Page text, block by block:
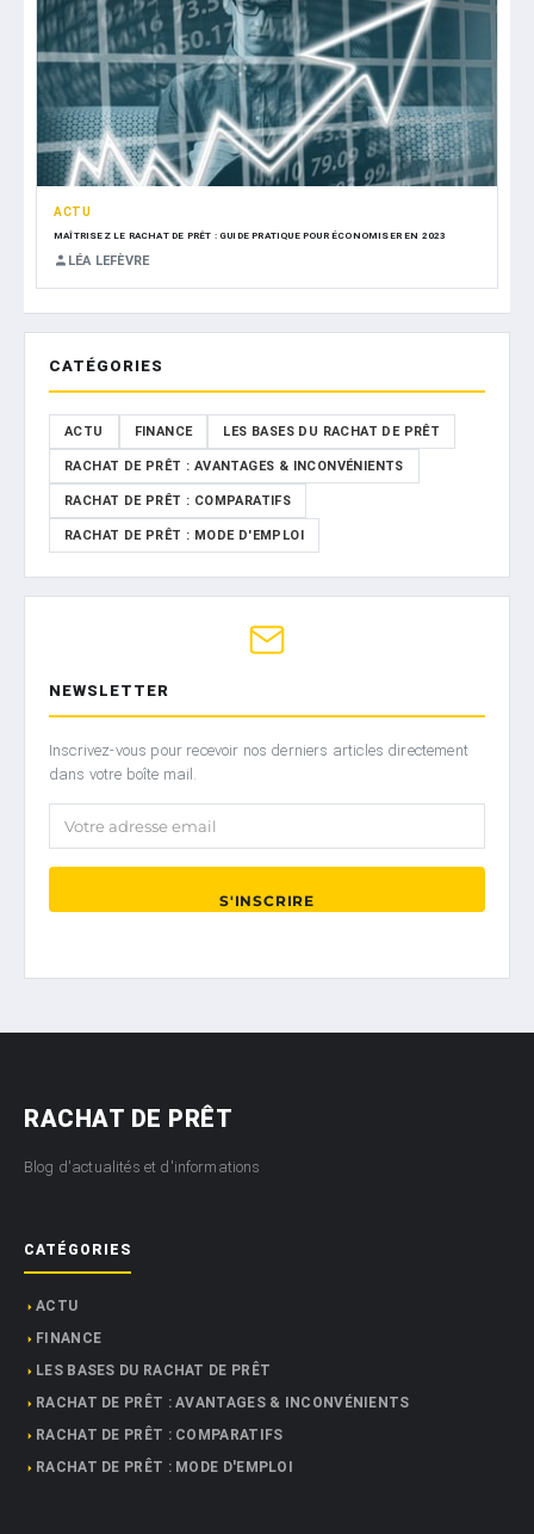
ACTU
MAÎTRISEZ LE RACHAT DE PRÊT : GUIDE PRATIQUE POUR ÉCONOMISER EN 2023
LÉA LEFÈVRE
CATÉGORIES
ACTU FINANCE LES BASES DU RACHAT DE PRÊT
RACHAT DE PRÊT : AVANTAGES & INCONVÉNIENTS
RACHAT DE PRÊT : COMPARATIFS
RACHAT DE PRÊT : MODE D'EMPLOI
NEWSLETTER
Inscrivez-vous pour recevoir nos derniers articles directement
dans votre boîte mail.
Votre adresse email
S'INSCRIRE
RACHAT DE PRÊT
Blog d'actualités et d'informations
CATÉGORIES
ACTU
FINANCE
LES BASES DU RACHAT DE PRÊT
RACHAT DE PRÊT : AVANTAGES & INCONVÉNIENTS
RACHAT DE PRÊT : COMPARATIFS
RACHAT DE PRÊT : MODE D'EMPLOI